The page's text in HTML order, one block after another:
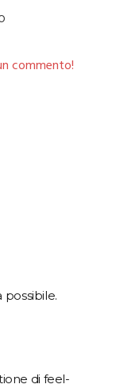
commento!
possibile.
di feel-